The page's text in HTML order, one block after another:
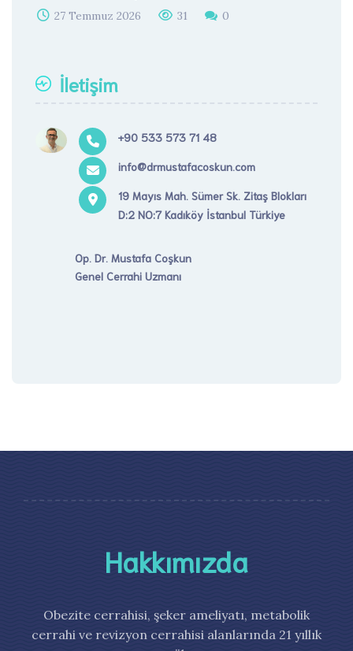
27 Temmuz 2026 31 0
İletişim
+90 533 573 71 48
info@drmustafacoskun.com
19 Mayıs Mah. Sümer Sk. Zitaş Blokları
D:2 NO:7 Kadıköy İstanbul Türkiye
Op. Dr. Mustafa Coşkun
Genel Cerrahi Uzmanı
Hakkımızda
Obezite cerrahisi, şeker ameliyatı, metabolik
cerrahi ve revizyon cerrahisi alanlarında 21 yıllık